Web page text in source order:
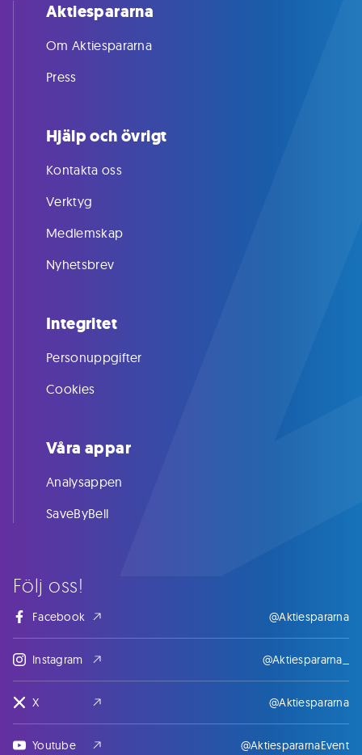
Följ oss!
Facebook @Aktiespararna
Instagram @Aktiespararna_
X @Aktiespararna
Youtube @AktiespararnaEvent
Aktiespararna
Om Aktiespararna
Press
Hjälp och övrigt
Kontakta oss
Verktyg
Medlemskap
Nyhetsbrev
Integritet
Personuppgifter
Cookies
Våra appar
Analysappen
SaveByBell